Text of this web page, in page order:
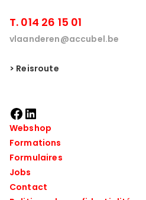
T. 014 26 15 01
vlaanderen@accubel.be
> Reisroute
Webshop
Formations
Formulaires
Jobs
Contact